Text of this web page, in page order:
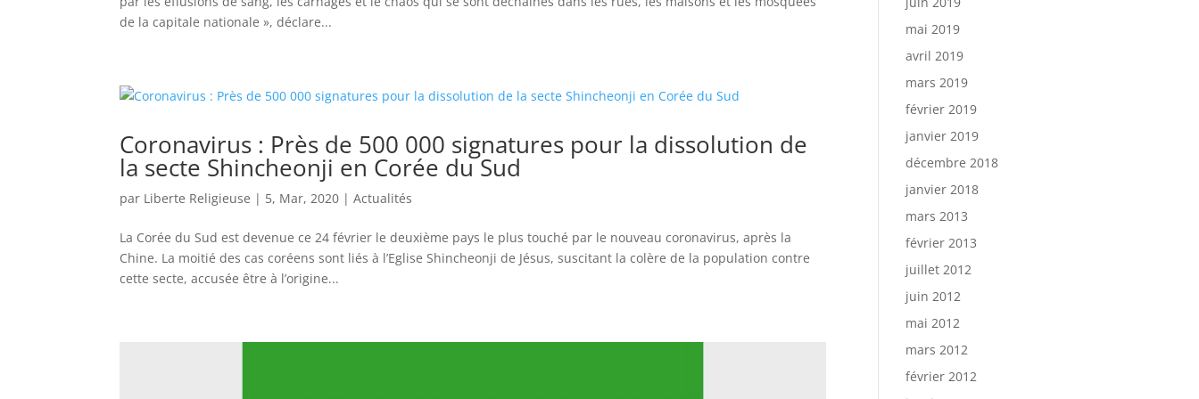
de la capitale nationale », déclare...
Coronavirus : Près de 500 000 signatures pour la dissolution de
la secte Shincheonji en Corée du Sud
par Liberte Religieuse | 5, Mar, 2020 |Actualités
La Corée du Sud est devenue ce 24 février le deuxième pays le plus touché par le nouveau coronavirus, après la
Chine. La moitié des cas coréens sont liés à l’Eglise Shincheonji de Jésus, suscitant la colère de la population contre
cette secte, accusée être à l’origine...
mai 2019
avril 2019
mars 2019
février 2019
janvier 2019
décembre 2018
janvier 2018
mars 2013
février 2013
juillet 2012
juin 2012
mai 2012
mars 2012
février 2012